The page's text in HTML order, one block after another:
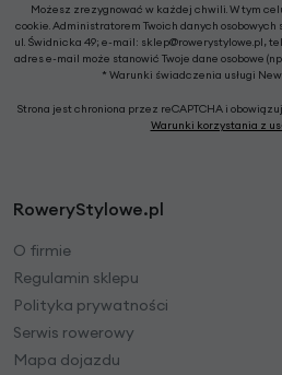
Możesz zrezygnować w każdej chwili. W tym
cookie. Administratorem Twoich danych osobowych
ul. Świdnicka 49; e-mail: sklep@rowerystylowe.pl,
adres e-mail może stanowić Twoje dane osobowe
* Warunki świadczenia usługi
Strona jest chroniona przez reCAPTCHA i
Warunki korzystania z
RoweryStylowe.pl
O firmie
Regulamin sklepu
Polityka prywatności
Serwis rowerowy
Mapa dojazdu